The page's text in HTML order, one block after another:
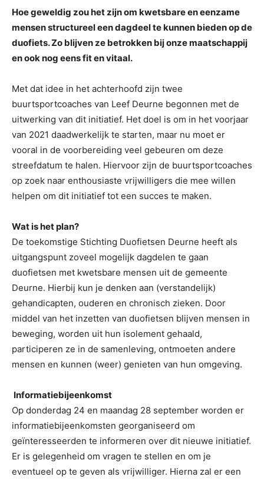
Hoe geweldig zou het zijn om kwetsbare en eenzame
mensen structureel een dagdeel te kunnen bieden op de
duofiets. Zo blijven ze betrokken bij onze maatschappij
en ook nog eens fit en vitaal.
Met dat idee in het achterhoofd zijn twee
buurtsportcoaches van Leef Deurne begonnen met de
uitwerking van dit initiatief. Het doel is om in het voorjaar
van 2021 daadwerkelijk te starten, maar nu moet er
vooral in de voorbereiding veel gebeuren om deze
streefdatum te halen. Hiervoor zijn de buurtsportcoaches
op zoek naar enthousiaste vrijwilligers die mee willen
helpen om dit initiatief tot een succes te maken.
Wat is het plan?
De toekomstige Stichting Duofietsen Deurne heeft als
uitgangspunt zoveel mogelijk dagdelen te gaan
duofietsen met kwetsbare mensen uit de gemeente
Deurne. Hierbij kun je denken aan (verstandelijk)
gehandicapten, ouderen en chronisch zieken. Door
middel van het inzetten van duofietsen blijven mensen in
beweging, worden uit hun isolement gehaald,
participeren ze in de samenleving, ontmoeten andere
mensen en kunnen (weer) genieten van hun omgeving.
Informatiebijeenkomst
Op donderdag 24 en maandag 28 september worden er
informatiebijeenkomsten georganiseerd om
geïnteresseerden te informeren over dit nieuwe initiatief.
Er is gelegenheid om vragen te stellen en om je
eventueel op te geven als vrijwilliger. Hierna zal er een